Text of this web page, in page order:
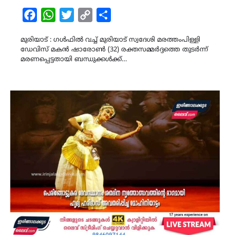
FacebookWhatsAppTwitterCopy
മുരിയാട് : ഗൾഫിൽ വച്ച് മുരിയാട് സ്വദേശി മരത്തംപിള്ളി
ഡേവിസ് മകൻ ഷാരോൺ (32) രക്തസമ്മർദ്ദത്തെ തുടർന്ന്
മരണപ്പെട്ടതായി ബന്ധുക്കൾക്ക്…